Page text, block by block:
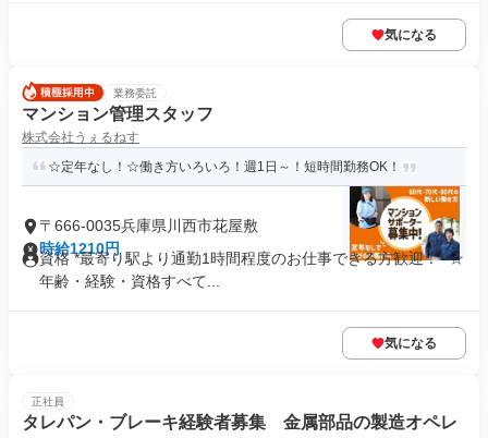
気になる
業務委託
マンション管理スタッフ
株式会社うぇるねす
☆定年なし！☆働き方いろいろ！週1日～！短時間勤務OK！
〒666-0035兵庫県川西市花屋敷
時給1210円
資格 *最寄り駅より通勤1時間程度のお仕事できる方歓迎！* ☆
年齢・経験・資格すべて...
気になる
正社員
タレパン・ブレーキ経験者募集 金属部品の製造オペレ